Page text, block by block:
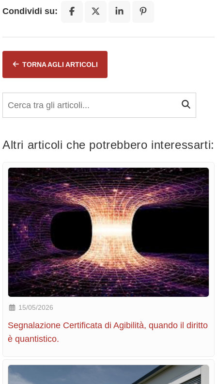
Condividi su:
TORNA AGLI ARTICOLI
Altri articoli che potrebbero interessarti:
15/05/2026
Segnalazione Certificata di Agibilità, quando il diritto
è quantistico.